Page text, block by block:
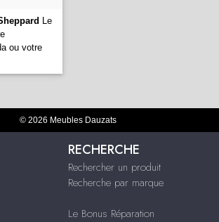
Le
ou votre
© 2026 Meubles Dauzats
RECHERCHE
Rechercher un produit
Recherche par marque
Le Bonus Réparation